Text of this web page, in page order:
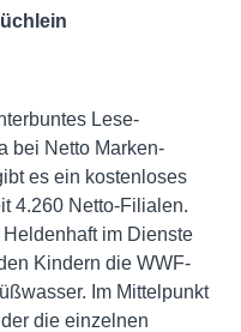
Lese-
bei Netto Marken-
es ein kostenloses
4.260 Netto-Filialen.
im Dienste
Kindern die WWF-
Im Mittelpunkt
die einzelnen